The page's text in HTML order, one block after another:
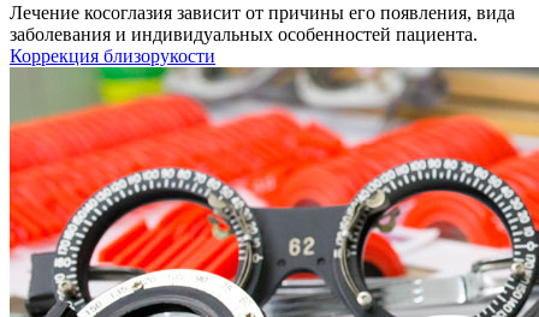
Лечение косоглазия зависит от причины его появления, вида
заболевания и индивидуальных особенностей пациента.
Коррекция близорукости